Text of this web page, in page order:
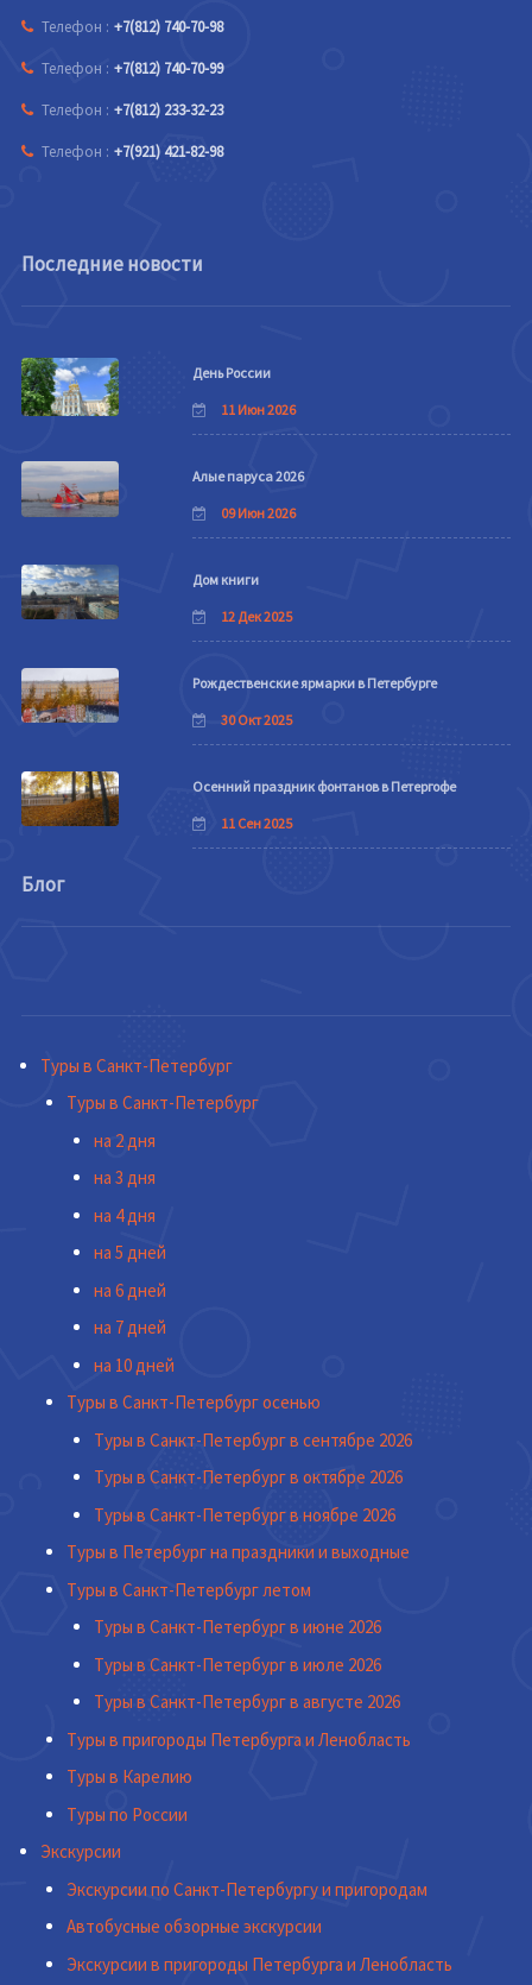
Телефон : +7(812) 740-70-98
Телефон : +7(812) 740-70-99
Телефон : +7(812) 233-32-23
Телефон : +7(921) 421-82-98
Последние новости
День России
11 Июн 2026
Алые паруса 2026
09 Июн 2026
Дом книги
12 Дек 2025
Рождественские ярмарки в Петербурге
30 Окт 2025
Осенний праздник фонтанов в Петергофе
11 Сен 2025
Блог
Туры в Санкт-Петербург
Туры в Санкт-Петербург
на 2 дня
на 3 дня
на 4 дня
на 5 дней
на 6 дней
на 7 дней
на 10 дней
Туры в Санкт-Петербург осенью
Туры в Санкт-Петербург в сентябре 2026
Туры в Санкт-Петербург в октябре 2026
Туры в Санкт-Петербург в ноябре 2026
Туры в Петербург на праздники и выходные
Туры в Санкт-Петербург летом
Туры в Санкт-Петербург в июне 2026
Туры в Санкт-Петербург в июле 2026
Туры в Санкт-Петербург в августе 2026
Туры в пригороды Петербурга и Ленобласть
Туры в Карелию
Туры по России
Экскурсии
Экскурсии по Санкт-Петербургу и пригородам
Автобусные обзорные экскурсии
Экскурсии в пригороды Петербурга и Ленобласть